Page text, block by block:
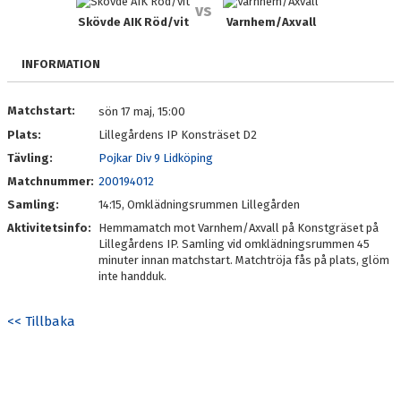
BILDGALLERI
DOKUMENT
Skövde AIK Röd/vit
vs
Varnhem/Axvall
INFORMATION
Matchstart:
sön 17 maj, 15:00
Plats:
Lillegårdens IP Konsträset D2
Tävling:
Pojkar Div 9 Lidköping
Matchnummer: 200194012
Samling:
14:15, Omklädningsrummen Lillegården
Aktivitetsinfo:
Hemmamatch mot Varnhem/Axvall på Konstgräset på
Lillegårdens IP. Samling vid omklädningsrummen 45
minuter innan matchstart. Matchtröja fås på plats, glöm
inte handduk.
<< Tillbaka